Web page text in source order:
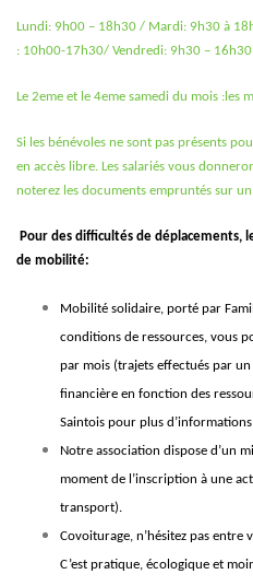
Lundi: 9h00 – 18h30 / Mardi: 9h30 à
: 10h00-17h30/ Vendredi: 9h30 – 16h30
Le 2eme et le 4eme samedi du mois :les
Si les bénévoles ne sont pas présents
en accès libre. Les salariés vous
noterez les documents empruntés sur
Pour des difficultés de déplacements,
de mobilité:
Mobilité solidaire, porté par
conditions de ressources, vous
par mois (trajets effectués par
financière en fonction des
Saintois pour plus
Notre association dispose d’un
moment de l’inscription à une
transport).
Covoiturage, n’hésitez pas entre
C’est pratique, écologique et